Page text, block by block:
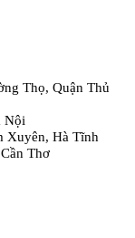
Thọ, Quận Thủ
Nội
Xuyên, Hà Tĩnh
Thơ